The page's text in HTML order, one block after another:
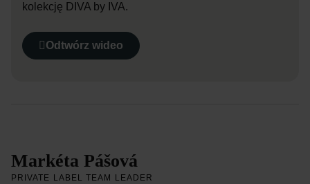
kolekcję DIVA by IVA.
Odtwórz wideo
Markéta Pášová
PRIVATE LABEL TEAM LEADER